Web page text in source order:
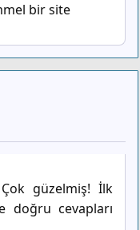
bir site
güzelmiş! İlk
cevapları